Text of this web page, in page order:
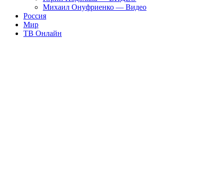
Михаил Онуфриенко — Видео
Россия
Мир
ТВ Онлайн